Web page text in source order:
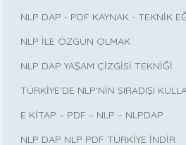
NLP DAP - PDF KAYNAK - TEKNİK
NLP İLE ÖZGÜN OLMAK
NLP DAP YAŞAM ÇİZGİSİ TEKNİĞİ
TÜRKİYE'DE NLP'NİN SIRADIŞI
E KİTAP – PDF – NLP – NLPDAP
NLP DAP NLP PDF TÜRKİYE İNDİR